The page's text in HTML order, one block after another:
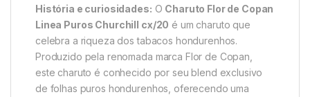
História e curiosidades: O Charuto Flor de Copan
Linea Puros Churchill cx/20 é um charuto que
celebra a riqueza dos tabacos hondurenhos.
Produzido pela renomada marca Flor de Copan,
este charuto é conhecido por seu blend exclusivo
de folhas puros hondurenhos, oferecendo uma